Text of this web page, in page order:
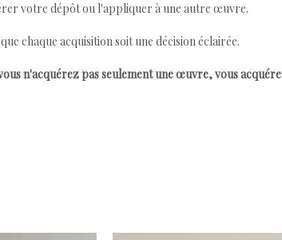
votre dépôt ou l'appliquer à une autre œuvre.
chaque acquisition soit une décision éclairée.
n'acquérez pas seulement une œuvre, vous